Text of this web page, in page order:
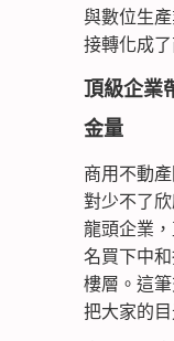
與數位生
接轉化成
頂級企業
金量
商用不動
對少不了
龍頭企業
名買下中
樓層。這
把大家的